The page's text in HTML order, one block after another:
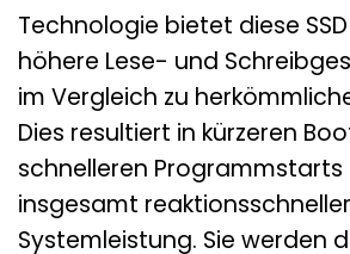
Technologie bietet diese
höhere Lese- und
im Vergleich zu
Dies resultiert in kürzeren
schnelleren Programmstarts
insgesamt
Systemleistung. Sie werden